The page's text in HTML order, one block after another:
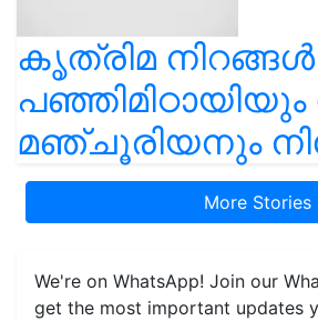
കൃത്രിമ
മഞ്ചൂരിയനും
More Stories
We're on WhatsApp! Join our
get the most important updates